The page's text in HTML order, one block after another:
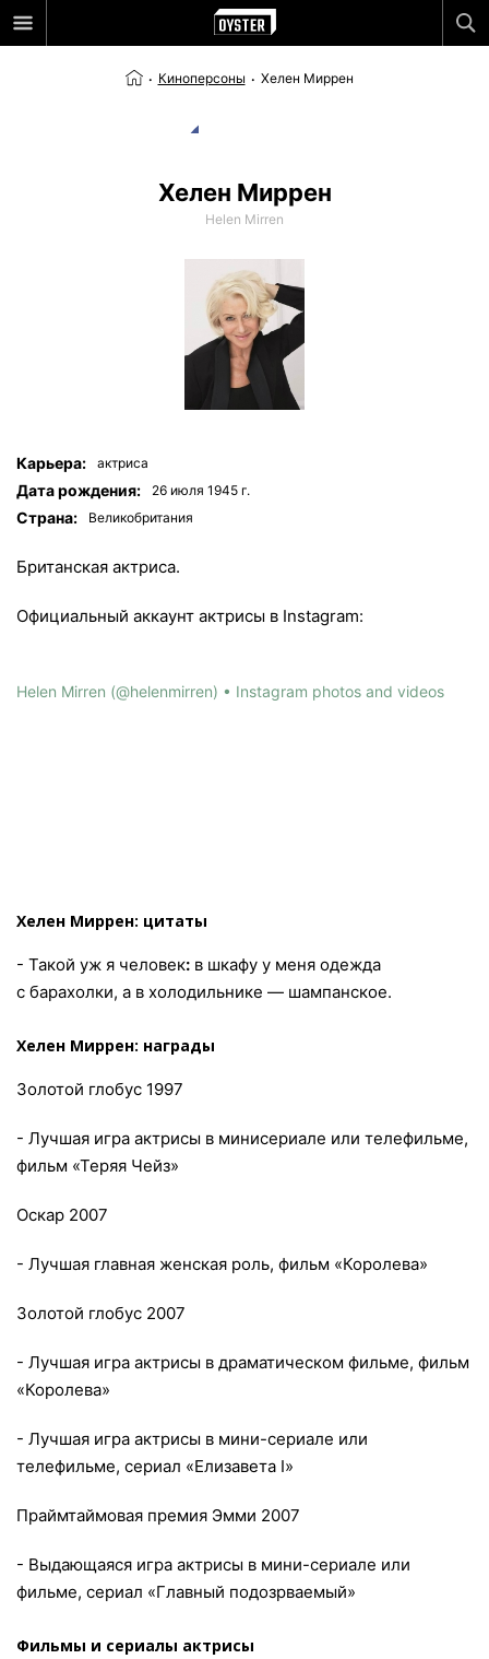
Киноперсоны Хелен Миррен
Хелен Миррен
Helen Mirren
Карьера: актриса
Дата рождения: 26 июля 1945 г.
Страна: Великобритания
Британская актриса.
Официальный аккаунт актрисы в Instagram:
Helen Mirren (@helenmirren) • Instagram photos and videos
Хелен Миррен: цитаты
- Такой уж я человек: в шкафу у меня одежда
с барахолки, а в холодильнике — шампанское.
Хелен Миррен: награды
Золотой глобус 1997
- Лучшая игра актрисы в минисериале или телефильме,
фильм «Теряя Чейз»
Оскар 2007
- Лучшая главная женская роль, фильм «Королева»
Золотой глобус 2007
- Лучшая игра актрисы в драматическом фильме, фильм
«Королева»
- Лучшая игра актрисы в мини-сериале или
телефильме, сериал «Елизавета I»
Праймтаймовая премия Эмми 2007
- Выдающаяся игра актрисы в мини-сериале или
фильме, сериал «Главный подозрваемый»
Фильмы и сериалы актриcы